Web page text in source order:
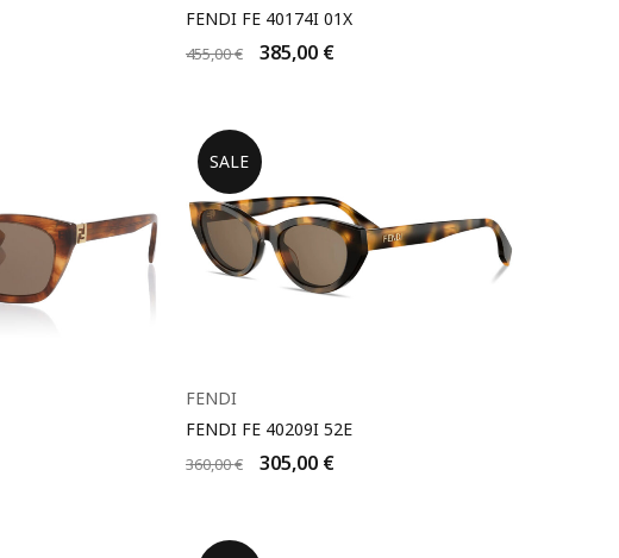
FENDI FE 40174I 01Χ
455,00€ 385,00 €
SALE
FENDI
FENDI FE 40209I 52E
360,00€ 305,00 €